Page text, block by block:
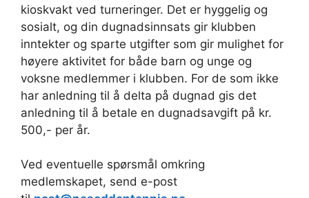
kioskvakt ved turneringer. Det er hyggelig og
sosialt, og din dugnadsinnsats gir klubben
inntekter og sparte utgifter som gir mulighet for
høyere aktivitet for både barn og unge og
voksne medlemmer i klubben. For de som ikke
har anledning til å delta på dugnad gis det
anledning til å betale en dugnadsavgift på kr.
500,- per år.
Ved eventuelle spørsmål omkring
medlemskapet, send e-post